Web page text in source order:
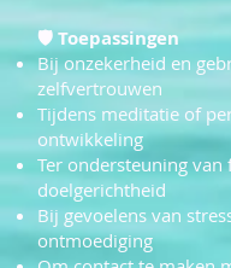
🛡Toepassingen
Bij onzekerheid en
zelfvertrouwen
Tijdens meditatie of
ontwikkeling
Ter ondersteuning van
doelgerichtheid
Bij gevoelens van
ontmoediging